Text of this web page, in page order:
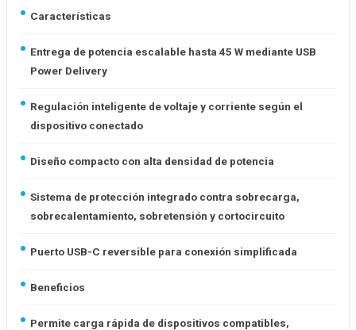
Características
Entrega de potencia escalable hasta 45 W mediante USB
Power Delivery
Regulación inteligente de voltaje y corriente según el
dispositivo conectado
Diseño compacto con alta densidad de potencia
Sistema de protección integrado contra sobrecarga,
sobrecalentamiento, sobretensión y cortocircuito
Puerto USB-C reversible para conexión simplificada
Beneficios
Permite carga rápida de dispositivos compatibles,